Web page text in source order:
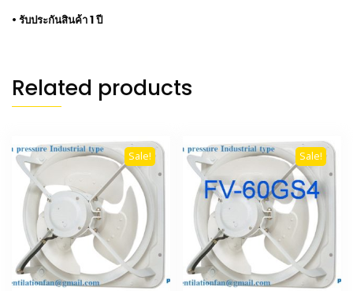
• รับประกันสินค้า 1 ปี
Related products
Sale! Sale!